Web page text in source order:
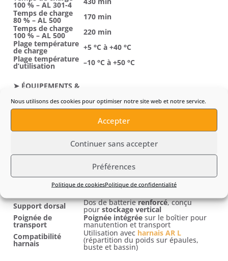
Nous utilisons des cookies pour optimiser notre site web et notre service.
Accepter
Continuer sans accepter
Préférences
Politique de cookiesPolitique de confidentialité
100 % – AL 301-4
Temps de charge
80 % – AL 500
170 min
Temps de charge
100 % – AL 500
220 min
Plage température
de charge
+5 °C à +40 °C
Plage température
d’utilisation –10 °C à +50 °C
➤ ÉQUIPEMENTS &
Port de connexion
outils
Sortie viacâble de raccordement
AR L+adaptateur APpour
Port USB intégré
1 prise USBpour recharge
d’équipements basse puissance
STIHL connected
Module Bluetooth intégré
suivi dansSTIHL connected(état de
cycles)
➤ CONFORT &
Support dorsal
Dos de batterierenforcé, conçu
pour stockage vertical
Poignée de
transport
Poignée intégrée sur le boîtier pour
manutention et transport
Compatibilité
harnais
Utilisation avec harnais AR L
(répartition du poids sur épaules,
buste et bassin)